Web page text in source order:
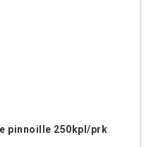
pinnoille 250kpl/prk